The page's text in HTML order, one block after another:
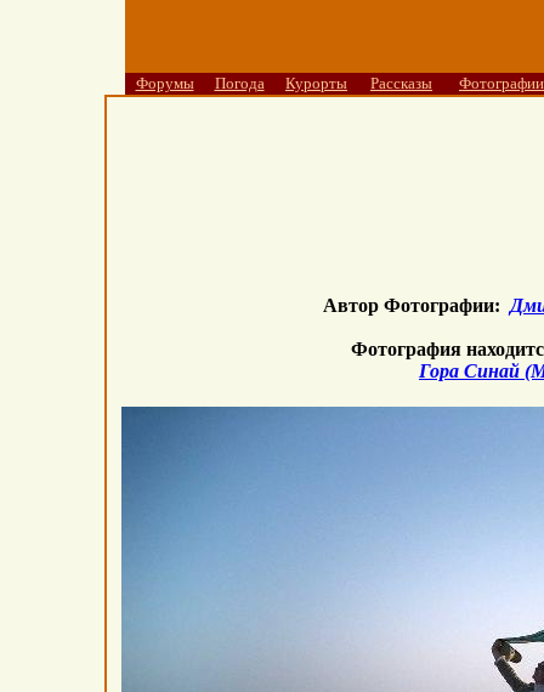
Форумы Погода Курорты Рассказы Фотографии
Автор Фотографии:
Фотография
Гора Синай